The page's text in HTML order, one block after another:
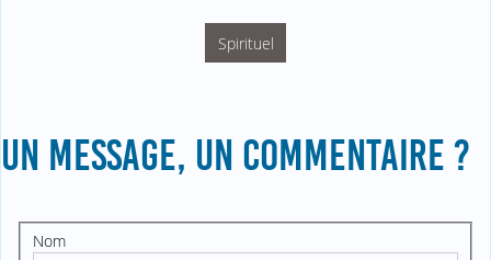
Spirituel
UN MESSAGE, UN COMMENTAIRE ?
Nom